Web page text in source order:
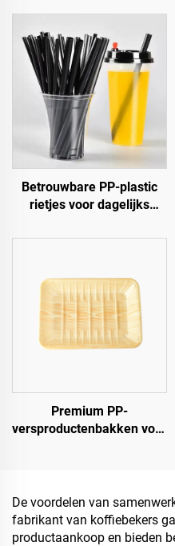
Betrouwbare PP-plastic
rietjes voor dagelijks
Premium PP-
versproductenbakken voor
De voordelen van
fabrikant van koffiebekers
productaankoop en bieden